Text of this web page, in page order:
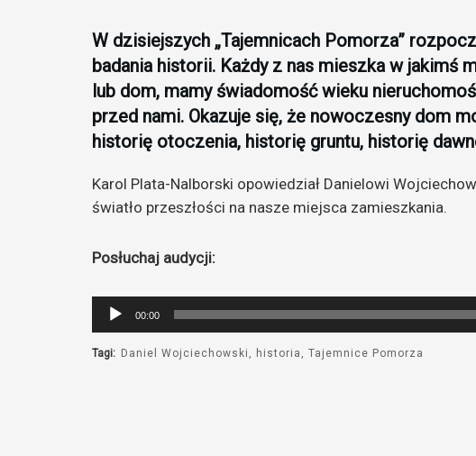
W dzisiejszych „Tajemnicach Pomorza”
badania historii. Każdy z nas mieszka w jakimś
lub dom, mamy świadomość wieku
przed nami. Okazuje się, że nowoczesny dom
historię otoczenia, historię gruntu, historię
Karol Plata-Nalborski opowiedział Danielowi
światło przeszłości na nasze miejsca zamieszkania.
Posłuchaj audycji:
Odtwarzacz
plików
dźwiękowych
00:00
Tagi: Daniel Wojciechowski historia Tajemnice Pomorza